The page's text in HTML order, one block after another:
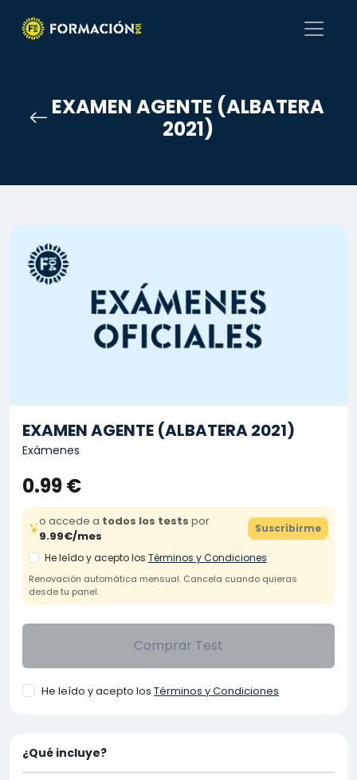
EXAMEN AGENTE (ALBATERA
2021)
EXAMEN AGENTE (ALBATERA 2021)
Exámenes
0.99 €
o accede a todos los tests por
9.99€/mes
Suscribirme
He leído y acepto los Términos y Condiciones
Renovación automática mensual. Cancela cuando quieras
desde tu panel.
Comprar Test
He leído y acepto los Términos y Condiciones
¿Qué incluye?